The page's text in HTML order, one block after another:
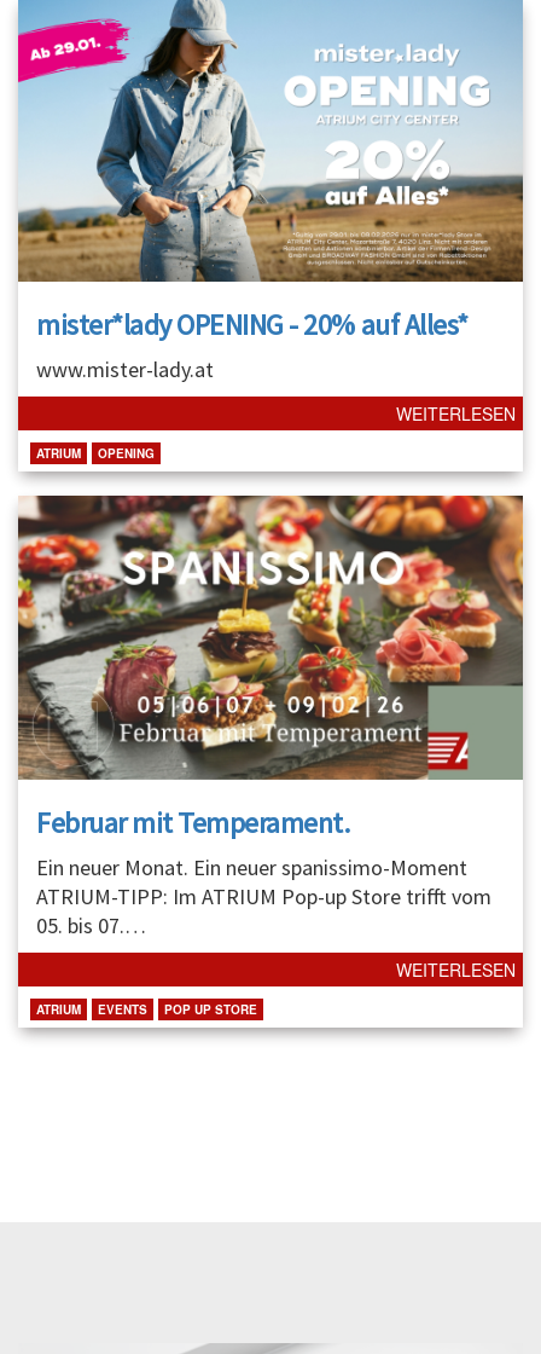
mister*lady OPENING - 20% auf Alles*
www.mister-lady.at
WEITERLESEN
ATRIUM OPENING
Februar mit Temperament.
Ein neuer Monat. Ein neuer spanissimo-Moment
ATRIUM-TIPP: Im ATRIUM Pop-up Store trifft vom
05. bis 07.…
WEITERLESEN
ATRIUM EVENTS POP UP STORE